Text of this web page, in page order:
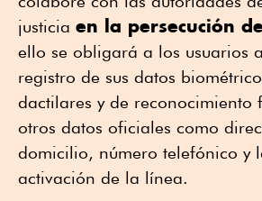
justicia en la persecución
ello se obligará a los usuarios
registro de sus datos
dactilares y de reconocimiento
otros datos oficiales como
domicilio, número telefónico y
activación de la línea.